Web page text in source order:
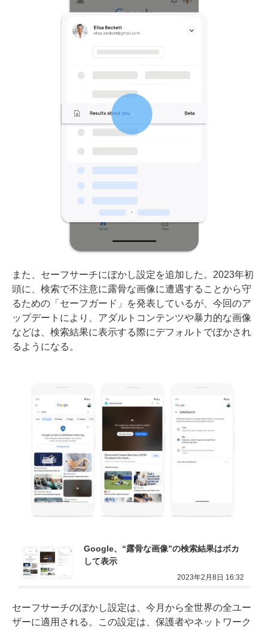
また、セーフサーチにぼかし設定を追加した。2023年初
頭に、検索で不注意に露骨な画像に遭遇することから守
るための「セーフガード」を発表しているが、今回のア
ップデートにより、アダルトコンテンツや暴力的な画像
などは、検索結果に表示する際にデフォルトでぼかされ
るようになる。
Google、“露骨な画像”の検索結果はボカ
して表示
2023年2月8日 16:32
セーフサーチのぼかし設定は、今月から全世界の全ユー
ザーに適用される。この設定は、保護者やネットワーク